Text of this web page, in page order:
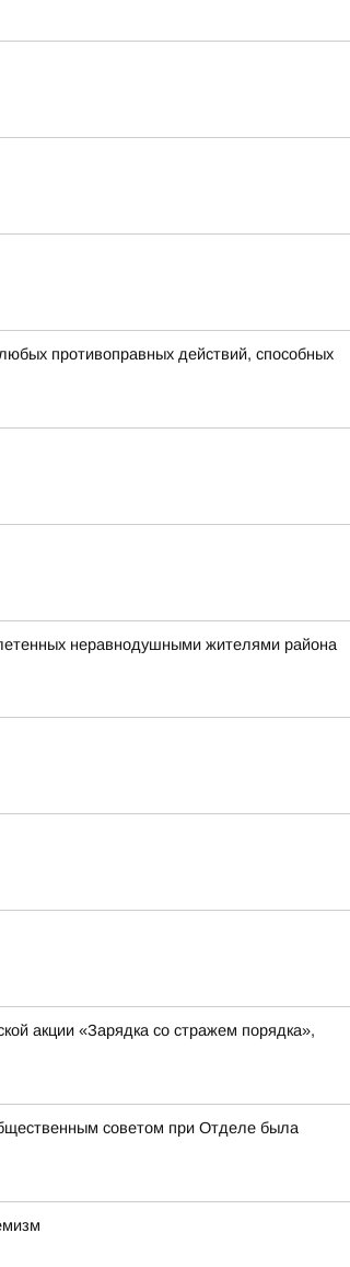
противоправных действий, способных
неравнодушными жителями района
акции «Зарядка со стражем порядка»,
советом при Отделе была